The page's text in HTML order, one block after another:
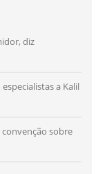
diz
a Kalil
sobre